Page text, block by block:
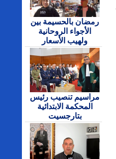
رمضان بالحسيمة بين
الأجواء الروحانية
ولهيب الأسعار
مراسيم تنصيب رئيس
المحكمة الابتدائية
بتارجسيت